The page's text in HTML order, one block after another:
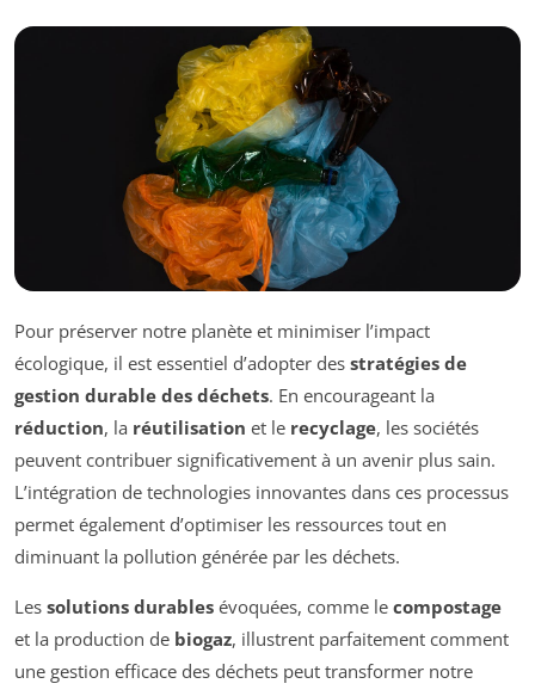
Pour préserver notre planète et minimiser l’impact
écologique, il est essentiel d’adopter des stratégies de
gestion durable des déchets. En encourageant la
réduction, la réutilisation et le recyclage, les sociétés
peuvent contribuer significativement à un avenir plus sain.
L’intégration de technologies innovantes dans ces processus
permet également d’optimiser les ressources tout en
diminuant la pollution générée par les déchets.
Les solutions durables évoquées, comme le compostage
et la production de biogaz, illustrent parfaitement comment
une gestion efficace des déchets peut transformer notre